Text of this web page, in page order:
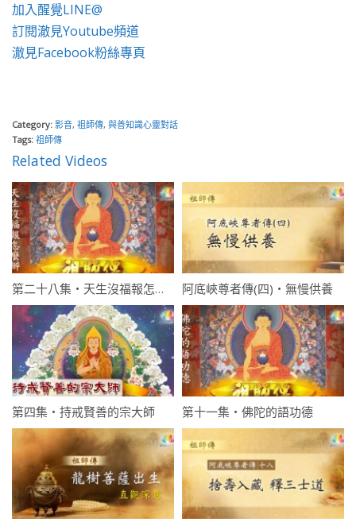
加入醒覺LINE@
訂閱澈見Youtube頻道
澈見Facebook粉絲專頁
Category: 影音, 祖師傳, 與善知識心靈對話
Tags: 祖師傳
Related Videos
第二十八集・天生沒福報怎麼辦(上) 阿底峽尊者傳(四)・無慢供養
第四集・持戒賢善的宗大師 第十一集・佛陀的語功德